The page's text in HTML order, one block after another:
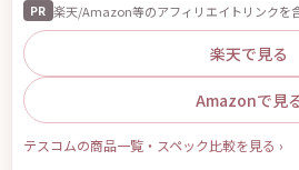
PR 楽天/Amazon等のアフィリエイトリンクを
楽天で見る
Amazonで見
テスコムの商品一覧・スペック比較を見る ›